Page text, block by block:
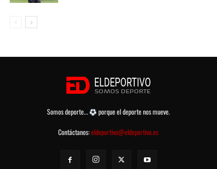
Somos deporte...
porque el deporte nos mueve.
Contáctanos:eldeportivo@eldeportivo.es